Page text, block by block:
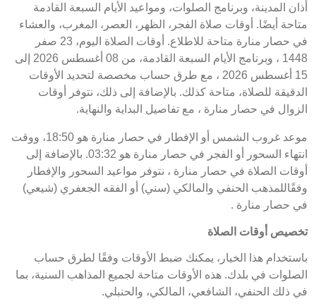
أذان المدينة، وبرنامج الصلوات، ومواعيد الأيام السبعة القادمة
متاحة أيضًا. أوقات صلاة الفجر، الظهر، العصر، المغرب، والعشاء
في حصار منارة متاحة للاطلاع. أوقات الصلاة اليوم، 23 صفر
1448 ، وبرنامج الأيام السبعة القادمة، من 08 أغسطس 2026 إلى
15 أغسطس 2026 ، مع طرق حساب مخصصة لتحديد الأوقات
الدقيقة للصلاة، متاحة كذلك. بالإضافة إلى ذلك، نتوفر أوقات
الزوال في حصار منارة ، مع تفاصيل البداية والنهاية.
موعد غروب الشمس أو الإفطار في حصار منارة هو 18:50، ووقت
انتهاء السحور أو الفجر في حصار منارة هو 03:32. بالإضافة إلى
أوقات الصلاة في حصار منارة ، نتوفر مواعيد السحور والإفطار
وفقًاللمذهب الحنفي والمالكي (سني) أو الفقه الجعفري (شيعي)
في حصار منارة .
تخصيص أوقات الصلاة
باستخدام هذا الخيار، يمكنك ضبط الأوقات وفقًا لطرق حساب
الصلوات في بلدك. هذه الأوقات متاحة لجميع المذاهب السنية، بما
في ذلك الحنفي، الشافعي، المالكي، والحنبلي.